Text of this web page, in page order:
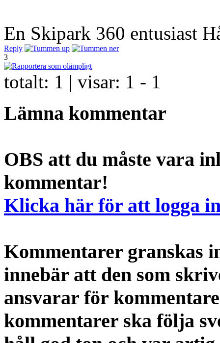
En Skipark 360 entusiast
Reply
3
totalt: 1 | visar: 1 - 1
Lämna kommentar
OBS att du måste vara
kommentar!
Klicka här för att logga
Kommentarer granskas
innebär att den som
ansvarar för
kommentarer ska följa